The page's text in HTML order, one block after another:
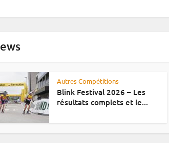
Autres Compétitions
Blink Festival 2026 – Les
résultats complets et le...